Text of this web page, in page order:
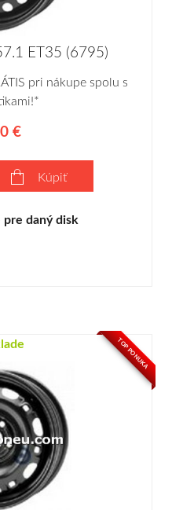
ET35 (6795)
pri nákupe spolu s
€
Kúpiť
pre daný disk
TOP PONUKA